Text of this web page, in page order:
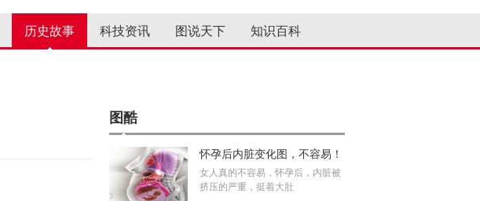
历史故事 科技资讯 图说天下 知识百科
图酷
怀孕后内脏变化图，不容易！
女人真的不容易，怀孕后，内脏被
挤压的严重，挺着大肚